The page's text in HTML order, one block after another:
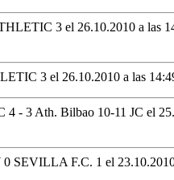
3 el 26.10.2010 a las
3 el 26.10.2010 a las
4 - 3 Ath. Bilbao 10-11 JC el
0 SEVILLA F.C. 1 el